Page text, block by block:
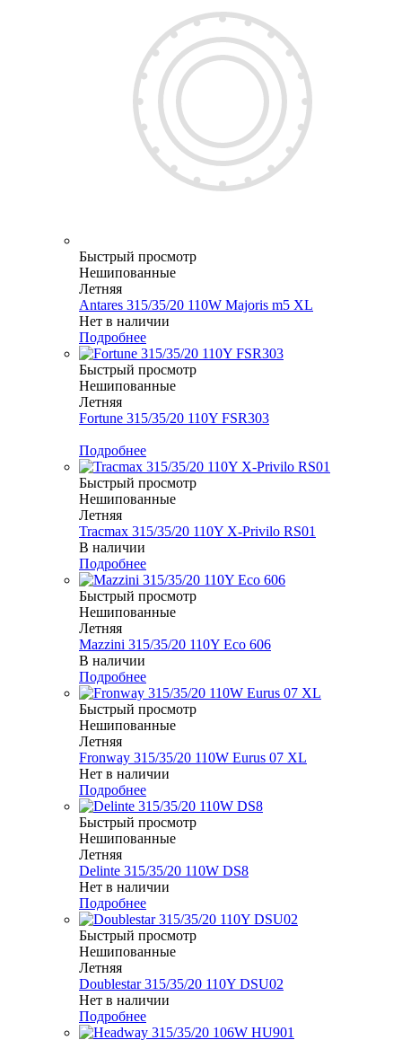
Быстрый просмотр
Нешипованные
Летняя
Antares 315/35/20 110W Majoris m5 XL
Нет в наличии
Подробнее
Быстрый просмотр
Нешипованные
Летняя
Fortune 315/35/20 110Y FSR303
Подробнее
Быстрый просмотр
Нешипованные
Летняя
Tracmax 315/35/20 110Y X-Privilo RS01
В наличии
Подробнее
Быстрый просмотр
Нешипованные
Летняя
Mazzini 315/35/20 110Y Eco 606
В наличии
Подробнее
Быстрый просмотр
Нешипованные
Летняя
Fronway 315/35/20 110W Eurus 07 XL
Нет в наличии
Подробнее
Быстрый просмотр
Нешипованные
Летняя
Delinte 315/35/20 110W DS8
Нет в наличии
Подробнее
Быстрый просмотр
Нешипованные
Летняя
Doublestar 315/35/20 110Y DSU02
Нет в наличии
Подробнее